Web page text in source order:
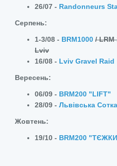
26/07 - Randonneurs
Серпень:
1-3/08 - BRM1000 / LRM
Lviv
16/08 - Lviv Gravel Raid
Вересень:
06/09 - BRM200 "LIFT"
28/09 - Львівська
Жовтень:
19/10 - BRM200